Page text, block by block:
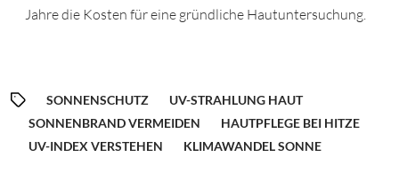
Jahre die Kosten für eine gründliche Hautuntersuchung.
SONNENSCHUTZ
UV-STRAHLUNG HAUT
SONNENBRAND VERMEIDEN
HAUTPFLEGE BEI HITZE
UV-INDEX VERSTEHEN
KLIMAWANDEL SONNE